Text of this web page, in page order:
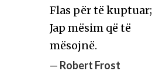
Flas për të kuptuar;
Jap mësim që të
mësojnë.
— Robert Frost